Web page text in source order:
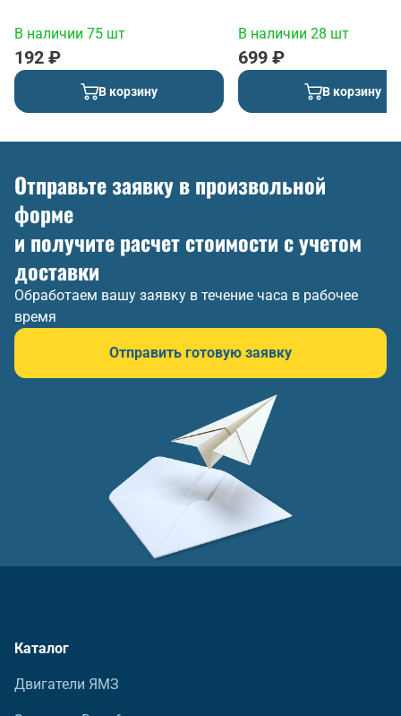
В наличии 75 шт
192 ₽
В корзину
В наличии 28 шт
699 ₽
В корзину
Отправьте заявку в произвольной
форме
и получите расчет стоимости с учетом
доставки
Обработаем вашу заявку в течение часа в рабочее
время
Отправить готовую заявку
Каталог
Двигатели ЯМЗ